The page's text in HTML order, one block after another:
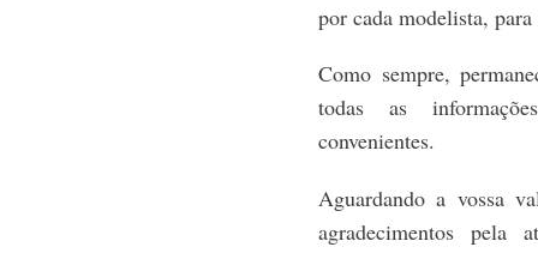
por cada modelista, para
Como sempre,
todas as
convenientes.
Aguardando a vossa
agradecimentos pela